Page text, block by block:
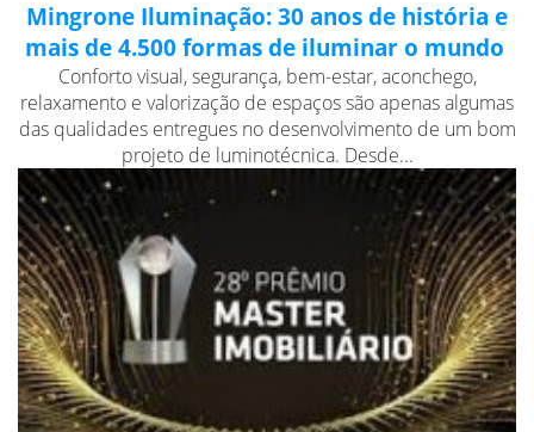
Mingrone Iluminação: 30 anos de história e
mais de 4.500 formas de iluminar o mundo
Conforto visual, segurança, bem-estar, aconchego,
relaxamento e valorização de espaços são apenas algumas
das qualidades entregues no desenvolvimento de um bom
projeto de luminotécnica. Desde...